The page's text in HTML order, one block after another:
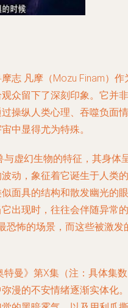
志 凡摩（Mozu Finam）作
众留下了深刻印象。它并非
操纵人类心理、吞噬负面情
中显得尤为特殊。
虚幻生物的特征，其身体
动，象征着它诞生于人类的
面具的结构和散发幽光的眼
出现时，往往会伴随异常的
恐怖的场景，而这些被激发
曼》第X集（注：具体集
漫的不安情绪逐渐实体化。